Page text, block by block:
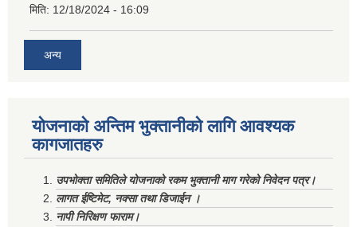
मिति: 12/18/2024 - 16:09
अन्य
योजनाको अन्तिम भुक्तानीको लागि आवश्यक
कागजातहरु
उपभोक्ता समितिले योजनाको रकम भुक्तानी माग गरेको निवेदन पत्र।
लागत ईष्टिमेट, नक्सा तथा डिजाईन ।
नापी निरिक्षण फाराम।